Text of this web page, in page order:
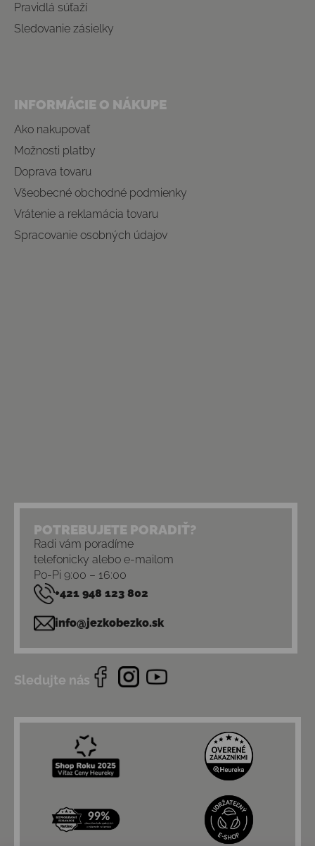
Pravidlá súťaží
Sledovanie zásielky
INFORMÁCIE O NÁKUPE
Ako nakupovať
Možnosti platby
Doprava tovaru
Všeobecné obchodné podmienky
Vrátenie a reklamácia tovaru
Spracovanie osobných údajov
POTREBUJETE PORADIŤ?
Radi vám poradíme
telefonicky alebo e-mailom
Po-Pi 9:00 – 16:00
+421 948 123 802
info@jezkobezko.sk
Sledujte nás